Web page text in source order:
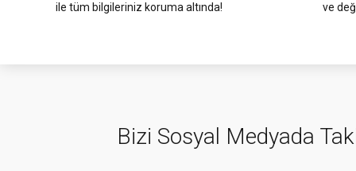
ile tüm bilgileriniz koruma altında!
ve
Bizi Sosyal Medyada